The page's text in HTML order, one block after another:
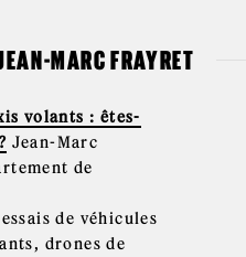
MARC FRAYRET
volants : êtes-
Jean-Marc
de
de véhicules
drones de